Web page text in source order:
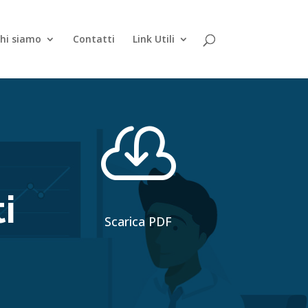
siamo Contatti Link Utili

Scarica PDF